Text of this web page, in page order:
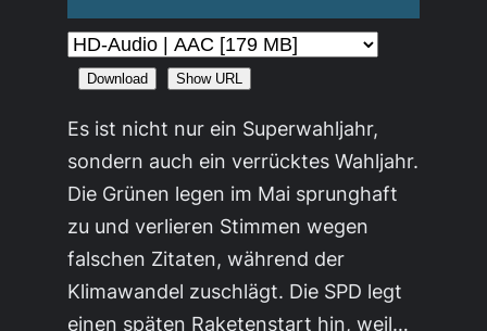
Download Show URL
Es ist nicht nur ein Superwahljahr,
sondern auch ein verrücktes Wahljahr.
Die Grünen legen im Mai sprunghaft
zu und verlieren Stimmen wegen
falschen Zitaten, während der
Klimawandel zuschlägt. Die SPD legt
einen späten Raketenstart hin, weil…